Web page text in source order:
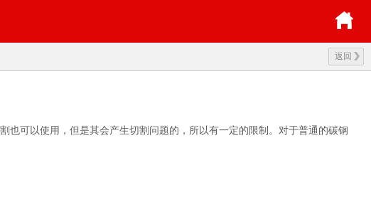
返回
可以使用，但是其会产生切割问题的，所以有一定的限制。对于普通的碳钢